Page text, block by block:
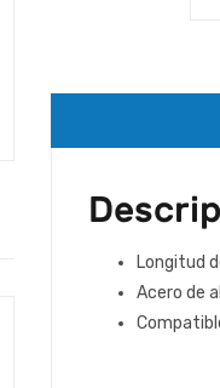
Longitud
Acero de